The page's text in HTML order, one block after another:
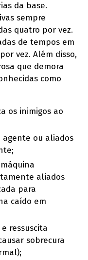
da base.
sempre
quatro por vez.
de tempos em
vez. Além disso,
que demora
como
os inimigos ao
agente ou aliados
aliados
para
caído em
ressuscita
sobrecura